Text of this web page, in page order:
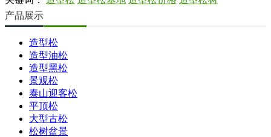
产品展示
造型松
造型油松
造型黑松
景观松
泰山迎客松
平顶松
大型古松
松树盆景